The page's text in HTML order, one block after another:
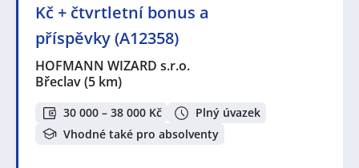
Kč + čtvrtletní bonus a
příspěvky (A12358)
HOFMANN WIZARD s.r.o.
Břeclav(5 km)
30 000 – 38 000 Kč
Plný úvazek
Vhodné také pro absolventy